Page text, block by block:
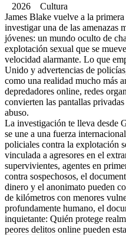
2026 Cultura
James Blake vuelve a la
investigar una de las amenazas
jóvenes: un mundo oculto de
explotación sexual que se
velocidad alarmante. Lo que
Unido y advertencias de
como una realidad mucho más
depredadores online, redes
convierten las pantallas
abuso.
La investigación te lleva desde
se une a una fuerza
policiales contra la explotación
vinculada a agresores en el
supervivientes, agentes en
contra sospechosos, el
dinero y el anonimato pueden
de kilómetros con menores
profundamente humano, el
inquietante: Quién protege
peores delitos online pueden